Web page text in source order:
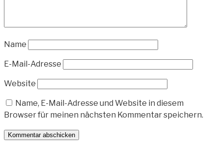
Name
E-Mail-Adresse
Website
Name, E-Mail-Adresse und Website in diesem
Browser für meinen nächsten Kommentar speichern.